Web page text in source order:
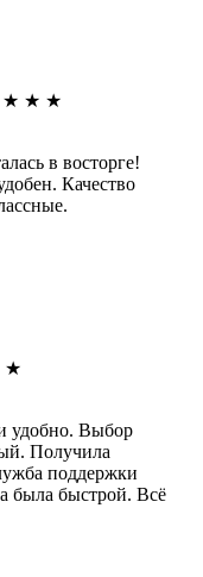
★ ★ ★
в восторге!
Качество
★
удобно. Выбор
Получила
поддержки
была быстрой. Всё